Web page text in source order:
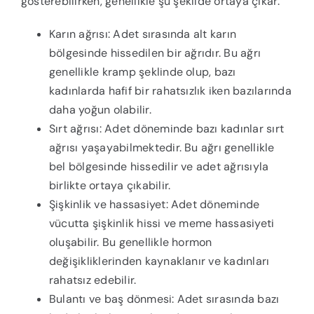
Karın ağrısı: Adet sırasında alt karın
bölgesinde hissedilen bir ağrıdır. Bu ağrı
genellikle kramp şeklinde olup, bazı
kadınlarda hafif bir rahatsızlık iken bazılarında
daha yoğun olabilir.
Sırt ağrısı: Adet döneminde bazı kadınlar sırt
ağrısı yaşayabilmektedir. Bu ağrı genellikle
bel bölgesinde hissedilir ve adet ağrısıyla
birlikte ortaya çıkabilir.
Şişkinlik ve hassasiyet: Adet döneminde
vücutta şişkinlik hissi ve meme hassasiyeti
oluşabilir. Bu genellikle hormon
değişikliklerinden kaynaklanır ve kadınları
rahatsız edebilir.
Bulantı ve baş dönmesi: Adet sırasında bazı